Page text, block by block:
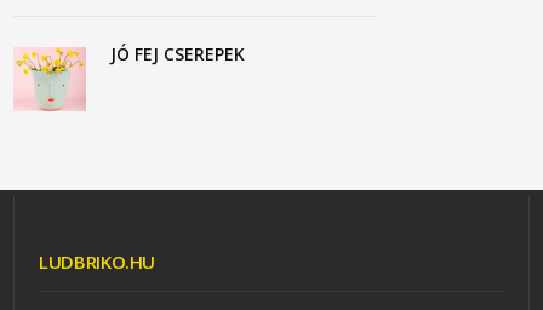
JÓ FEJ CSEREPEK
LUDBRIKO.HU